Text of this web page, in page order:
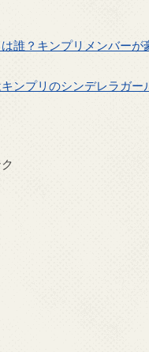
誰？キンプリメンバーが
ンプリのシンデレラガー